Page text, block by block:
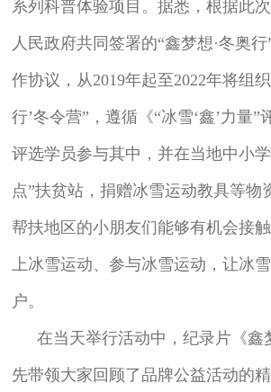
系列科普体验项目。据悉，根据此
人民政府共同签署的“鑫梦想·冬奥
作协议，从2019年起至2022年将组
行’冬令营”，遵循《“冰雪‘鑫’力量”
评选学员参与其中，并在当地中小学
点”扶贫站，捐赠冰雪运动教具等物
帮扶地区的小朋友们能够有机会接
上冰雪运动、参与冰雪运动，让冰
户。
在当天举行活动中，纪录片《鑫
先带领大家回顾了品牌公益活动的